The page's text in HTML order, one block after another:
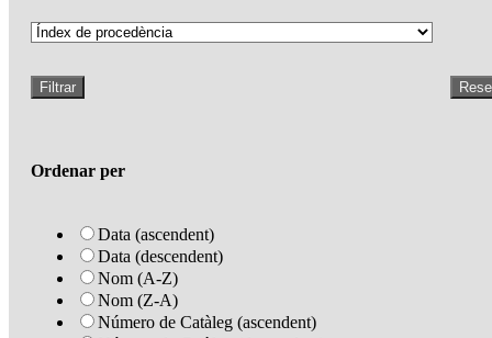
Filtrar
Ordenar per
Data (ascendent)
Data (descendent)
Nom (A-Z)
Nom (Z-A)
Número de Catàleg (ascendent)